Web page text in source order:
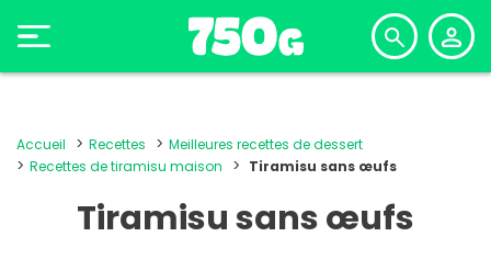
Accueil Recettes
Meilleures recettes de dessert
Recettes de tiramisu maison
Tiramisu sans œufs
Tiramisu sans œufs